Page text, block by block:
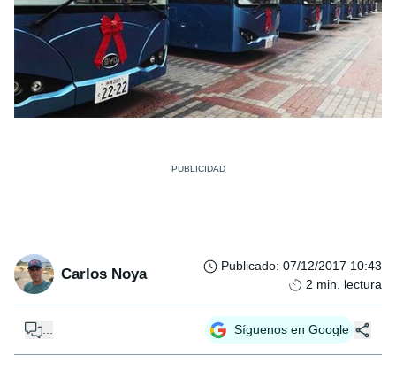
Carlos Noya Publicado: 07/12/2017 10:43
2 min. lectura
... Síguenos en Google